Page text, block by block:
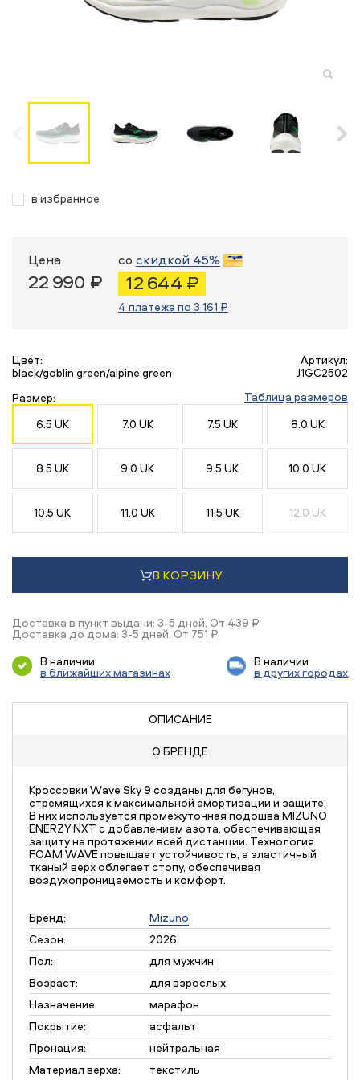
в избранное
Цена
22 990 ₽
со скидкой 45%
12 644 ₽
4 платежа по 3 161 ₽
Цвет:
black/goblin green/alpine green
Артикул:
J1GC2502
Размер:
Таблица размеров
6.5 UK
7.0 UK 7.5 UK 8.0 UK
8.5 UK 9.0 UK 9.5 UK 10.0 UK
10.5 UK 11.0 UK 11.5 UK 12.0 UK
В КОРЗИНУ
Доставка в пункт выдачи: 3-5 дней. От 439 ₽
Доставка до дома: 3-5 дней. От 751 ₽
В наличии
в ближайших магазинах
В наличии
в других городах
ОПИСАНИЕ
О БРЕНДЕ
Кроссовки Wave Sky 9 созданы для бегунов,
стремящихся к максимальной амортизации и защите.
В них используется промежуточная подошва MIZUNO
ENERZY NXT с добавлением азота, обеспечивающая
защиту на протяжении всей дистанции. Технология
FOAM WAVE повышает устойчивость, а эластичный
тканый верх облегает стопу, обеспечивая
воздухопроницаемость и комфорт.
Бренд:
Mizuno
Сезон:
2026
Пол:
для мужчин
Возраст:
для взрослых
Назначение:
марафон
Покрытие:
асфальт
Пронация:
нейтральная
Материал верха:
текстиль